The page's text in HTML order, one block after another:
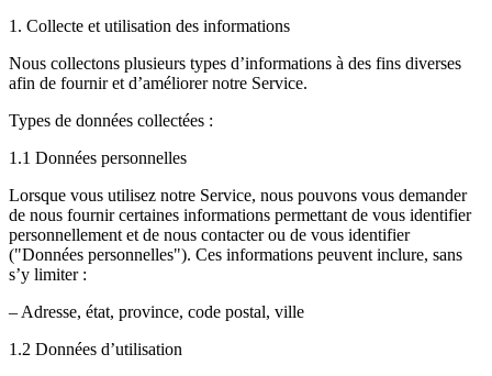
1. Collecte et utilisation des informations
Nous collectons plusieurs types d’informations à des fins diverses
afin de fournir et d’améliorer notre Service.
Types de données collectées :
1.1 Données personnelles
Lorsque vous utilisez notre Service, nous pouvons vous demander
de nous fournir certaines informations permettant de vous identifier
personnellement et de nous contacter ou de vous identifier
("Données personnelles"). Ces informations peuvent inclure, sans
s’y limiter :
– Adresse, état, province, code postal, ville
1.2 Données d’utilisation